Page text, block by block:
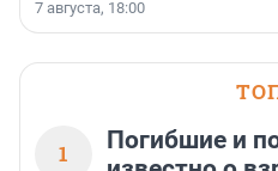
7 августа, 18:00
1
Погибшие и